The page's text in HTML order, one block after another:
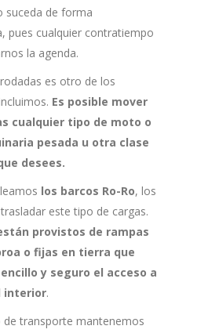
suceda de forma
pues cualquier contratiempo
la agenda.
es otro de los
Es posible mover
cualquier tipo de moto o
pesada u otra clase
desees.
los barcos Ro-Ro, los
este tipo de cargas.
provistos de rampas
o fijas en tierra que
y seguro el acceso a
interior.
de transporte mantenemos